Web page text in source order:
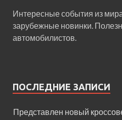
Интересные события из
зарубежные новинки.
автомобилистов.
ПОСЛЕДНИЕ ЗАПИСИ
Представлен новый